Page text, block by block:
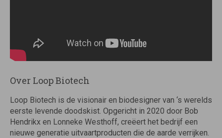
Over Loop Biotech
Loop Biotech is de visionair en biodesigner van ‘s werelds
eerste levende doodskist. Opgericht in 2020 door Bob
Hendrikx en Lonneke Westhoff, creëert het bedrijf een
nieuwe generatie uitvaartproducten die de aarde verrijken.